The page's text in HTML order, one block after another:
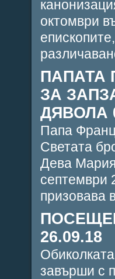
октомври
ПАПАТА
ЗА
ДЯВОЛА
Папа
Светата
Дева
септември
призовава
26.09.18
завърши с